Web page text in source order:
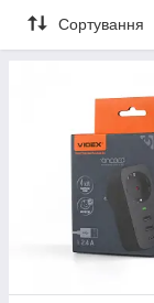
Сортування